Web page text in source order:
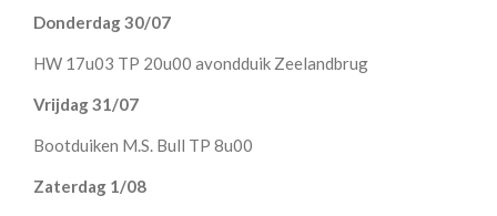
Donderdag 30/07
HW 17u03 TP 20u00 avondduik Zeelandbrug
Vrijdag 31/07
Bootduiken M.S. Bull TP 8u00
Zaterdag 1/08